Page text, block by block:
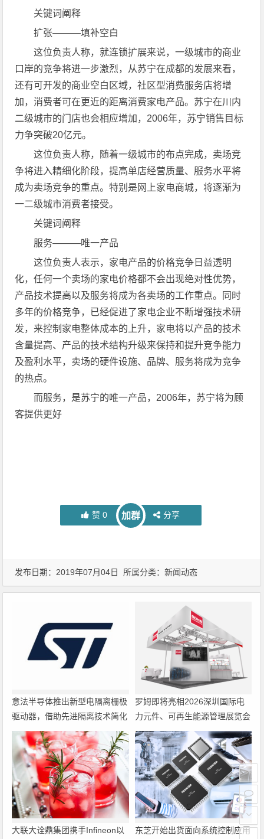
关键词阐释
扩张———填补空白
这位负责人称，就连锁扩展来说，一级城市的商业
口岸的竞争将进一步激烈，从苏宁在成都的发展来看，
还有可开发的商业空白区域，社区型消费服务店将增
加，消费者可在更近的距离消费家电产品。苏宁在川内
二级城市的门店也会相应增加，2006年，苏宁销售目标
力争突破20亿元。
这位负责人称，随着一级城市的布点完成，卖场竞
争将进入精细化阶段，提高单店经营质量、服务水平将
成为卖场竞争的重点。特别是网上家电商城，将逐渐为
一二级城市消费者接受。
关键词阐释
服务———唯一产品
这位负责人表示，家电产品的价格竞争日益透明
化，任何一个卖场的家电价格都不会出现绝对性优势，
产品技术提高以及服务将成为各卖场的工作重点。同时
多年的价格竞争，已经促进了家电企业不断增强技术研
发，来控制家电整体成本的上升，家电将以产品的技术
含量提高、产品的技术结构升级来保持和提升竞争能力
及盈利水平，卖场的硬件设施、品牌、服务将成为竞争
的热点。
而服务，是苏宁的唯一产品，2006年，苏宁将为顾
客提供更好
赞 0 加群 分享
发布日期：2019年07月04日 所属分类：新闻动态
意法半导体推出新型电隔离栅极
驱动器，借助先进隔离技术简化
电源设计
罗姆即将亮相2026深圳国际电
力元件、可再生能源管理展览会
暨研讨会
大联大诠鼎集团携手Infineon以 东芝开始出货面向系统控制应用